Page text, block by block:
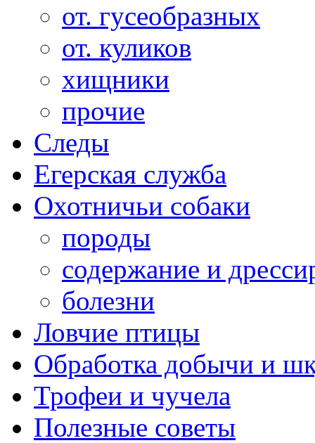
от. гусеобразных
от. куликов
хищники
прочие
Следы
Егерская служба
Охотничьи собаки
породы
содержание и
болезни
Ловчие птицы
Обработка добычи и
Трофеи и чучела
Полезные советы